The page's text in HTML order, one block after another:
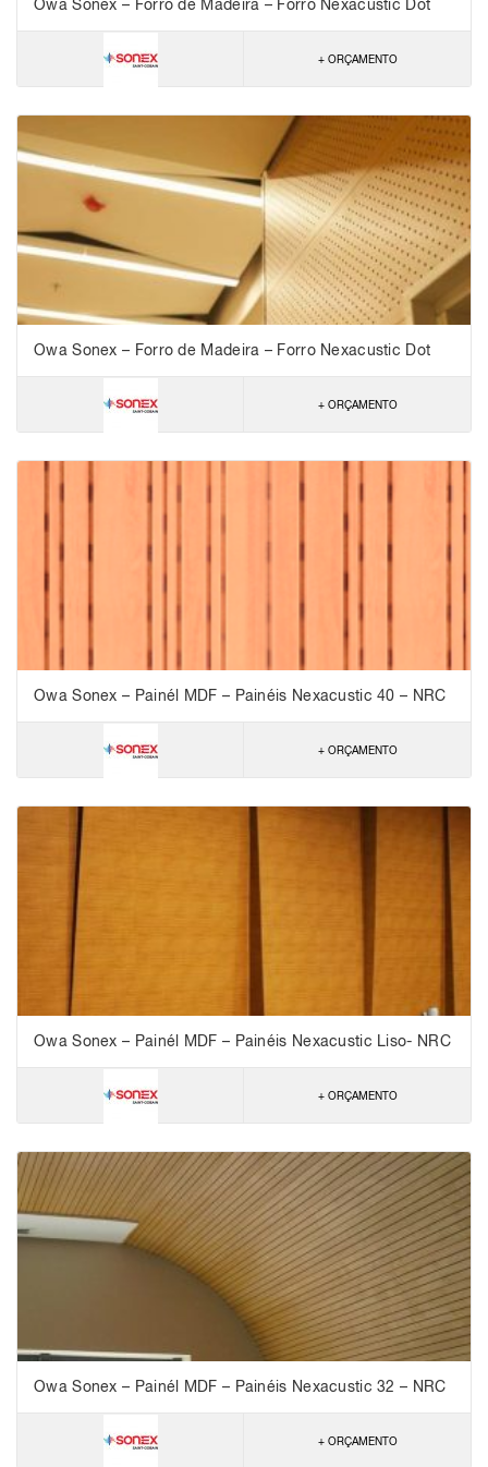
Owa Sonex – Forro de Madeira – Forro Nexacustic Dot
+ ORÇAMENTO
Owa Sonex – Forro de Madeira – Forro Nexacustic Dot
+ ORÇAMENTO
Owa Sonex – Painél MDF – Painéis Nexacustic 40 – NRC
+ ORÇAMENTO
Owa Sonex – Painél MDF – Painéis Nexacustic Liso- NRC
+ ORÇAMENTO
Owa Sonex – Painél MDF – Painéis Nexacustic 32 – NRC
+ ORÇAMENTO